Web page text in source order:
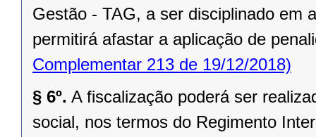
Gestão - TAG, a ser disciplinado em
permitirá afastar a aplicação de
Complementar 213 de 19/12/2018)
§ 6º. A fiscalização poderá ser
social, nos termos do Regimento